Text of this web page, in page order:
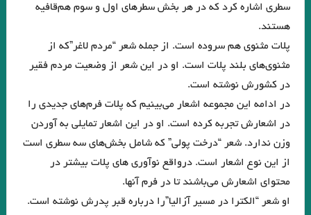
چلبی یانی” . قسمت ششم. جواداسحاقیان
نوولت “سنگ یَشم” نوشته ی “مریم جهانی” / قسمت پنجم جواد اسحاقیان
درجستجوی ۱۴۰۱ کاترین استریسیک. ترجمه:رزا جمالی
دشت آبی .امیر حسین تیکنی
. او و من . ناتالیا گینزبورگ .ترجمه محسن ابراهیم
وآن اتفاق رقم می‌خورد. ماهرو خوشکام
«کرونا» ویروس ۲۲ .شمس آقاجانی پریا . حسین آتش پرور
سطری اشاره کرد که در هر بخش سطرهای اول و سوم هم‌قافیه
هستند.
پلات مثنوی هم سروده است. از جمله شعر “مردم لاغر”که از
مثنوی‌های بلند پلات است. او در این شعر از وضعیت مردم فقیر
در کشورش نوشته است.
در ادامه این مجموعه اشعار می‌بینیم که پلات فرم‌های جدیدی را
در اشعارش تجربه کرده است. او در این اشعار تمایلی به آوردن
وزن ندارد. شعر “درخت پولی” که شامل بخش‌های سه سطری است
از این نوع اشعار است. درواقع نوآوری های پلات بیشتر در
محتوای اشعارش می‌باشند تا در فرم آنها.
او شعر “الکترا در مسیر آزالیا”را درباره قبر پدرش نوشته است.